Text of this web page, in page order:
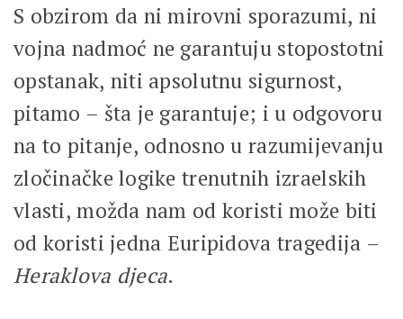
S obzirom da ni mirovni sporazumi, ni
vojna nadmoć ne garantuju stopostotni
opstanak, niti apsolutnu sigurnost,
pitamo – šta je garantuje; i u odgovoru
na to pitanje, odnosno u razumijevanju
zločinačke logike trenutnih izraelskih
vlasti, možda nam od koristi može biti
od koristi jedna Euripidova tragedija –
Heraklova djeca.